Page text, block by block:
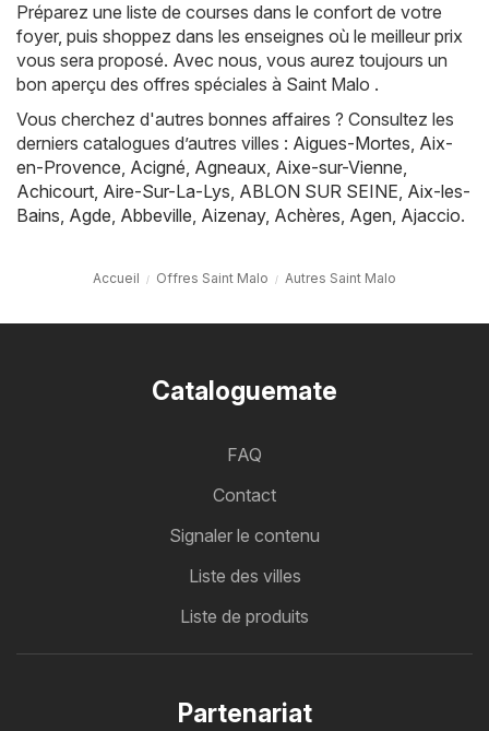
Préparez une liste de courses dans le confort de votre
foyer, puis shoppez dans les enseignes où le meilleur prix
vous sera proposé. Avec nous, vous aurez toujours un
bon aperçu des offres spéciales à Saint Malo .
Vous cherchez d'autres bonnes affaires ? Consultez les
derniers catalogues d’autres villes : Aigues-Mortes, Aix-
en-Provence, Acigné, Agneaux, Aixe-sur-Vienne,
Achicourt, Aire-Sur-La-Lys, ABLON SUR SEINE, Aix-les-
Bains, Agde, Abbeville, Aizenay, Achères, Agen, Ajaccio.
Accueil Offres Saint Malo Autres Saint Malo
Cataloguemate
FAQ
Contact
Signaler le contenu
Liste des villes
Liste de produits
Partenariat